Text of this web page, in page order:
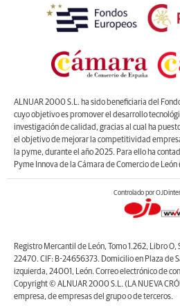
ALNUAR 2000 S.L. ha sido beneficiaria del
cuyo objetivo es promover el desarrollo
investigación de calidad, gracias al cual ha
el objetivo de mejorar la competitividad
la pyme, durante el año 2025. Para ello ha
Pyme Innova de la Cámara de Comercio de León
Controlado por
Registro Mercantil de León, Tomo 1.262, Libro O,
22470. CIF: B-24656373. Domicilio en Plaza de
izquierda, 24001, León. Correo electrónico de
Copyright © ALNUAR 2000 S.L. (LA NUEVA
empresa, de empresas del grupo o de terceros.